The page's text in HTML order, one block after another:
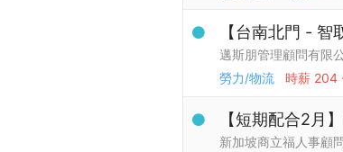
【台南北門 -
邁斯朋管理顧問有限
勞力/物流
時薪 204
【短期配合2月
新加坡商立福人事顧